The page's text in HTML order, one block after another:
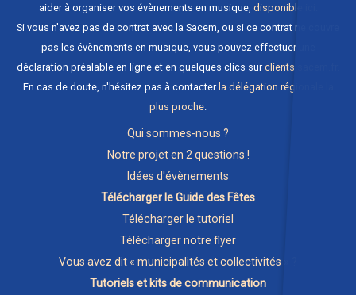
aider à organiser vos évènements en musique, disponible ici
Si vous n'avez pas de contrat avec la Sacem, ou si ce contrat ne couvre
pas les évènements en musique, vous pouvez effectuer une
déclaration préalable en ligne et en quelques clics surclients.sacem.fr
En cas de doute, n'hésitez pas à contacterla délégation régionale la
plus proche
Qui sommes-nous ?
Notre projet en 2 questions !
Idées d'évènements
Télécharger le Guide des Fêtes
Télécharger le tutoriel
Télécharger notre flyer
Vous avez dit « municipalités et collectivités » ?
Tutoriels et kits de communication